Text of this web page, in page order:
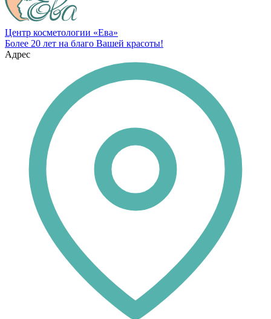
Центр косметологии «Ева»
Более 20 лет на благо Вашей красоты!
Адрес